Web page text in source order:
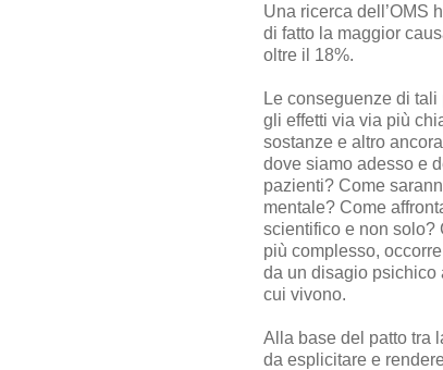
Una ricerca dell’OMS
di fatto la maggior
oltre il 18%.
Le conseguenze di
gli effetti via via più
sostanze e altro
dove siamo adesso e
pazienti? Come
mentale? Come
scientifico e non solo?
più complesso,
da un disagio psichico
cui vivono.
Alla base del patto tra
da esplicitare e